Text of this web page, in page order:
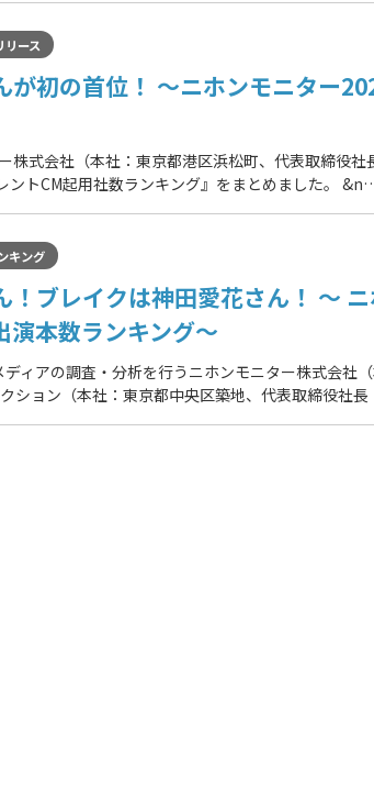
リース
初の首位！ ～ニホンモニター
株式会社（本社：東京都港区浜松町、代表取締役
ントCM起用社数ランキング』をまとめました。
キング
ブレイクは神田愛花さん！ ～
本数ランキング～
ィアの調査・分析を行うニホンモニター株式会社
ション（本社：東京都中央区築地、代表取締役社